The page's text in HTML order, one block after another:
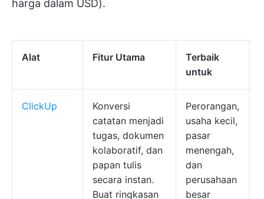
harga dalam USD).
Alat Fitur Utama
Terbaik
untuk
ClickUp
Konversi
catatan menjadi
tugas, dokumen
kolaboratif, dan
papan tulis
secara instan.
Buat ringkasan
Perorangan,
usaha kecil,
pasar
menengah,
dan
perusahaan
besar